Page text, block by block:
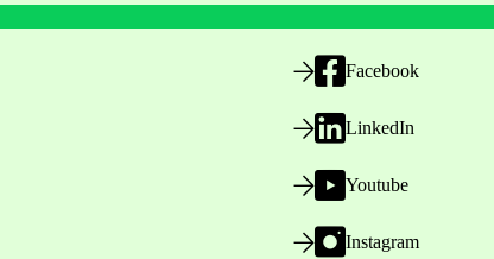
Facebook
LinkedIn
Youtube
Instagram